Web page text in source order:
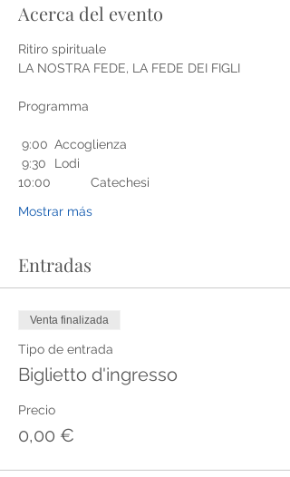
Acerca del evento
Ritiro spirituale
LA NOSTRA FEDE, LA FEDE DEI FIGLI
Programma
9:00 	Accoglienza
9:30 	Lodi
10:00 	Catechesi
Mostrar más
Entradas
Venta finalizada
Tipo de entrada
Biglietto d'ingresso
Precio
0,00 €